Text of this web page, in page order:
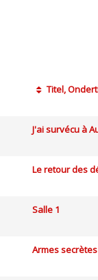
Titel,
J'ai survécu à
Le retour des
Salle 1
Armes secrètes